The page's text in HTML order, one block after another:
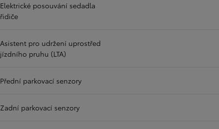
Elektrické posouvání sedadla
řidiče
Asistent pro udržení uprostřed
jízdního pruhu (LTA)
Přední parkovací senzory
Zadní parkovací senzory